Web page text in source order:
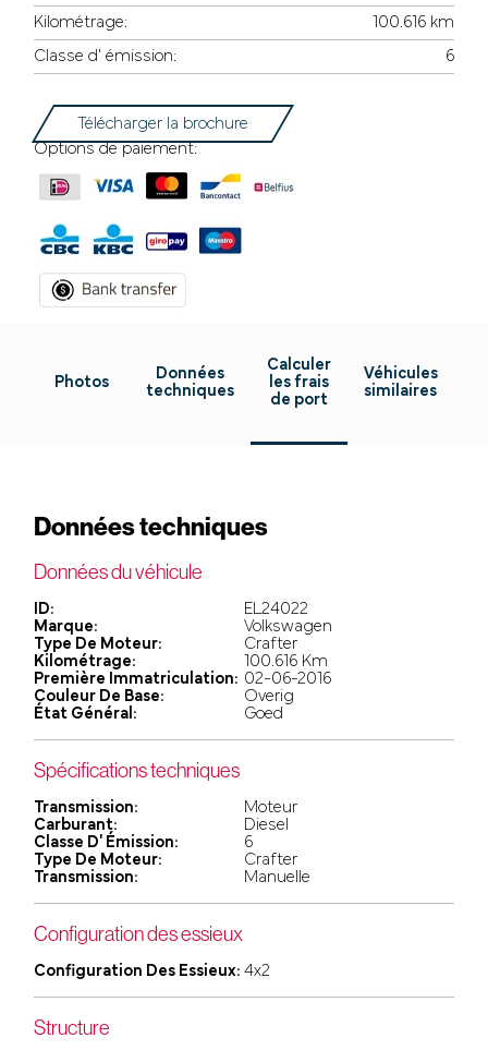
Kilométrage:
100.616 km
Classe d' émission:
6
Télécharger la brochure
Options de paiement:
Photos
Données
techniques
Calculer
les frais
de port
Véhicules
similaires
Données techniques
Données du véhicule
ID:
EL24022
Marque:
Volkswagen
Type De Moteur:
Crafter
Kilométrage:
100.616 Km
Première Immatriculation: 02-06-2016
Couleur De Base:
Overig
État Général:
Goed
Spécifications techniques
Transmission:
Moteur
Carburant:
Diesel
Classe D' Émission:
6
Type De Moteur:
Crafter
Transmission:
Manuelle
Configuration des essieux
Configuration Des Essieux: 4x2
Structure